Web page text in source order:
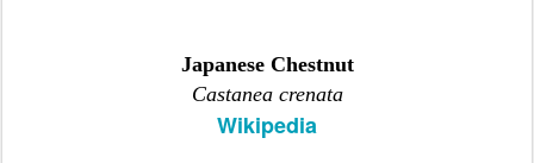
Japanese Chestnut
Castanea crenata
Wikipedia